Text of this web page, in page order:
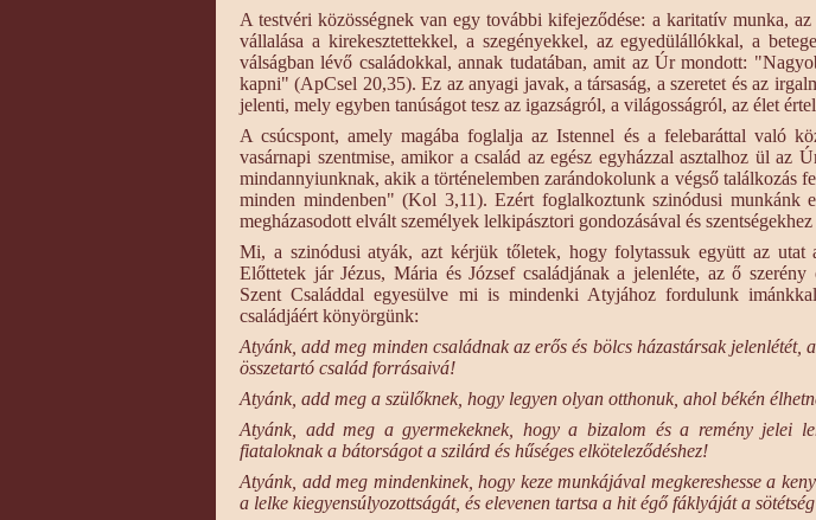
A testvéri közösségnek van egy további kifejeződése: a karitatív munka, az
vállalása a kirekesztettekkel, a szegényekkel, az egyedülállókkal, a
válságban lévő családokkal, annak tudatában, amit az Úr mondott:
kapni" (ApCsel 20,35). Ez az anyagi javak, a társaság, a szeretet és az
jelenti, mely egyben tanúságot tesz az igazságról, a világosságról, az élet
A csúcspont, amely magába foglalja az Istennel és a felebaráttal való
vasárnapi szentmise, amikor a család az egész egyházzal asztalhoz ül az
mindannyiunknak, akik a történelemben zarándokolunk a végső találkozás
minden mindenben" (Kol 3,11). Ezért foglalkoztunk szinódusi munkánk
megházasodott elvált személyek lelkipásztori gondozásával és
Mi, a szinódusi atyák, azt kérjük tőletek, hogy folytassuk együtt az utat
Előttetek jár Jézus, Mária és József családjának a jelenléte, az ő szerény
Szent Családdal egyesülve mi is mindenki Atyjához fordulunk
családjáért könyörgünk:
Atyánk, add meg minden családnak az erős és bölcs házastársak jelenlétét,
összetartó család forrásaivá!
Atyánk, add meg a szülőknek, hogy legyen olyan otthonuk, ahol békén
Atyánk, add meg a gyermekeknek, hogy a bizalom és a remény jelei
fiataloknak a bátorságot a szilárd és hűséges elköteleződéshez!
Atyánk, add meg mindenkinek, hogy keze munkájával megkereshesse a
a lelke kiegyensúlyozottságát, és elevenen tartsa a hit égő fáklyáját a